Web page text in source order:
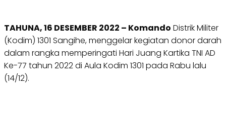
TAHUNA, 16 DESEMBER 2022 – Komando Distrik Militer
(Kodim) 1301 Sangihe, menggelar kegiatan donor darah
dalam rangka memperingati Hari Juang Kartika TNI AD
Ke-77 tahun 2022 di Aula Kodim 1301 pada Rabu lalu
(14/12).